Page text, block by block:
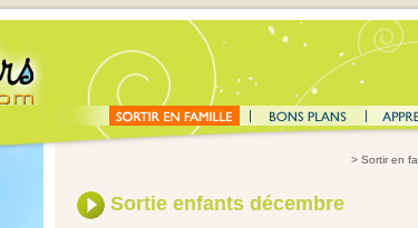
> Sortir en
Sortie enfants décembre